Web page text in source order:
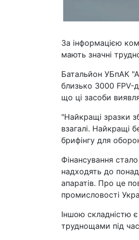
За інформацією
мають значні
Батальйон УБпАК
близько 3000 FPV-
що ці засоби
"Найкращі зразки
взагалі. Найкращі
брифінгу для
Фінансування
надходять до
апаратів. Про це
промисловості
Іншою складністю
труднощами під